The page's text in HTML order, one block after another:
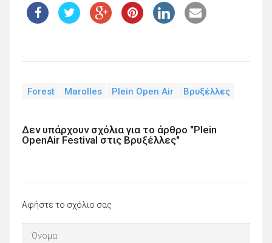
Forest Marolles Plein Open Air Βρυξέλλες
Δεν υπάρχουν σχόλια για το άρθρο "Plein
OpenAir Festival στις Βρυξέλλες"
Αφήστε το σχόλιο σας